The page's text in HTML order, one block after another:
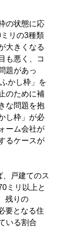
の状態に応
リの3種類
大きくなる
も悪く、コ
題があっ
かし枠」を
のために補
な問題を抱
し枠」が必
ーム会社が
るケースが
戸建てのス
ミリ以上と
残りの
要となる住
いる割合